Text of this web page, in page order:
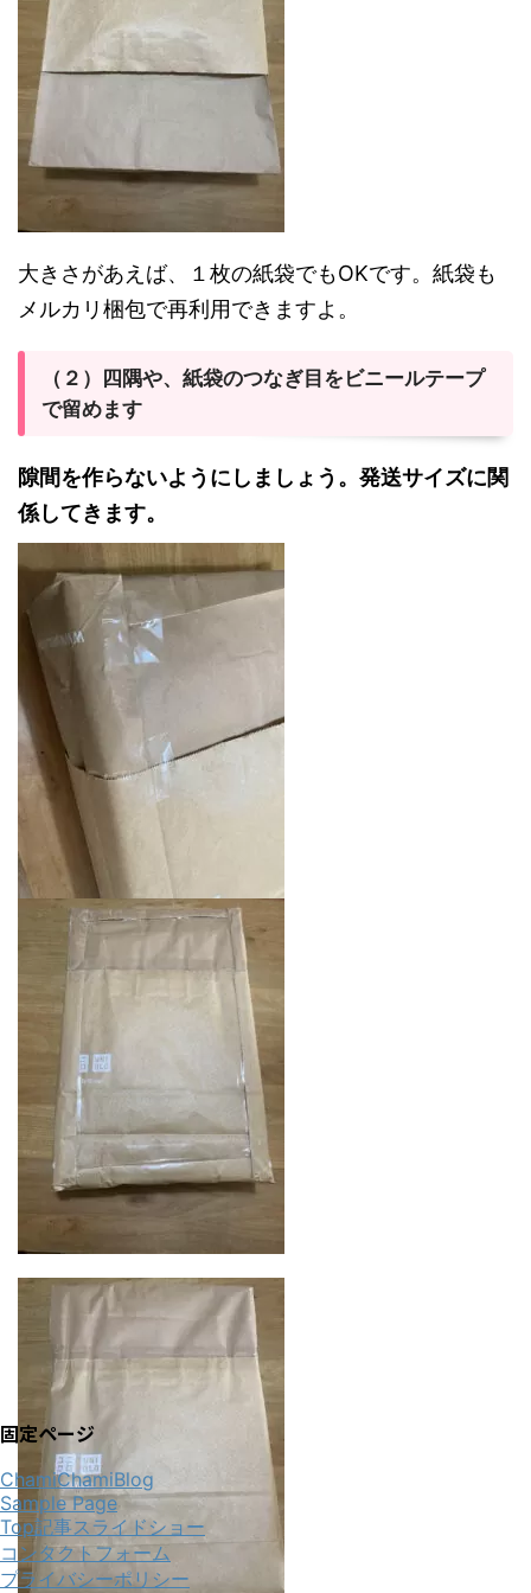
大きさがあえば、１枚の紙袋でもOKです。紙袋も
メルカリ梱包で再利用できますよ。
（２）四隅や、紙袋のつなぎ目をビニールテープ
で留めます
隙間を作らないようにしましょう。発送サイズに関
係してきます。
固定ページ
ChamiChamiBlog
Sample Page
Top記事スライドショー
コンタクトフォーム
プライバシーポリシー